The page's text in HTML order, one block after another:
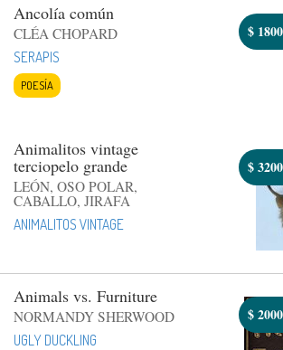
Ancolía común
CLÉA CHOPARD
SERAPIS
POESÍA
$
Animalitos vintage
terciopelo grande
LEÓN, OSO POLAR,
CABALLO, JIRAFA
ANIMALITOS VINTAGE
$
Animals vs. Furniture
NORMANDY SHERWOOD
UGLY DUCKLING
$